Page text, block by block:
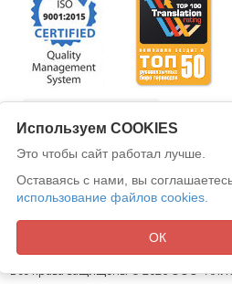
Все права защищены © 2026ООО
Используем COOKIES
Это чтобы сайт работал лучше.
Оставаясь с нами, вы
использование файлов cookies.
ОК